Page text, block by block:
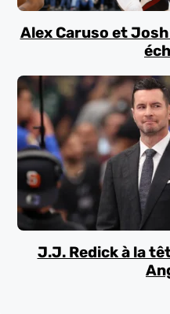
Alex Caruso et
J.J. Redick à la